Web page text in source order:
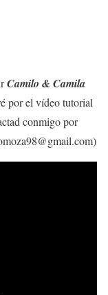
Camilo & Camila
por el vídeo tutorial
conmigo por